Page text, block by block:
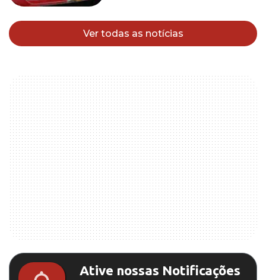
Ver todas as notícias
Ative nossas Notificações